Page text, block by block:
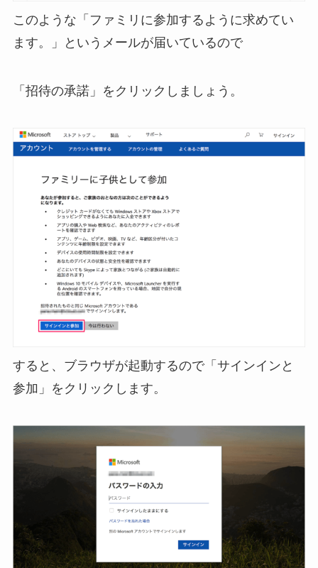
このような「ファミリに参加するように求めてい
ます。」というメールが届いているので
「招待の承諾」をクリックしましょう。
すると、ブラウザが起動するので「サインインと
参加」をクリックします。